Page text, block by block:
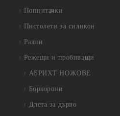
Попнитачки
Пистолети за силикон
Разни
Режещи и пробиващи
АБРИХТ НОЖОВЕ
Боркорони
Длета за дърво